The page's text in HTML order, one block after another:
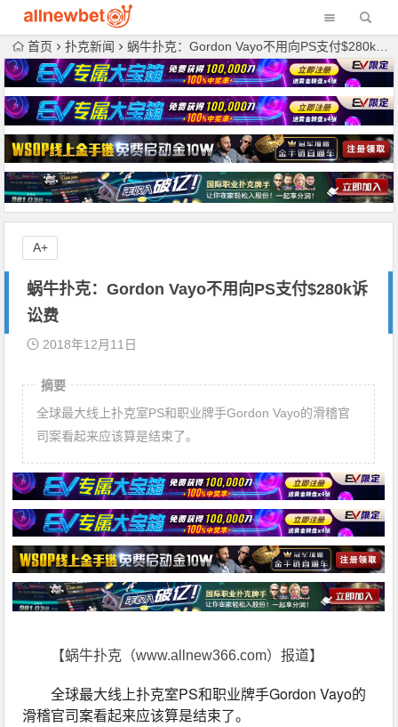
首页 扑克新闻 蜗牛扑克：Gordon Vayo不用向PS支付$280k诉讼费
蜗牛扑克：Gordon Vayo不用向PS支付$280k诉
讼费
2018年12月11日
摘要
全球最大线上扑克室PS和职业牌手Gordon Vayo的滑稽官
司案看起来应该算是结束了。
【蜗牛扑克（www.allnew366.com）报道】
全球最大线上扑克室PS和职业牌手Gordon Vayo的
滑稽官司案看起来应该算是结束了。
A+